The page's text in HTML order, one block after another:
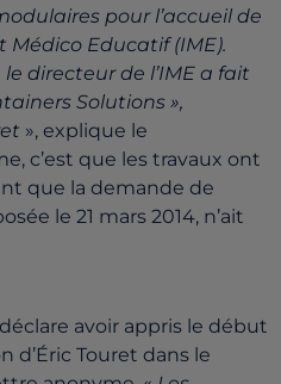
pour l’accueil de
Médico Educatif (IME).
directeur de l’IME a fait
Solutions »,
», explique le
c’est que les travaux ont
que la demande de
le 21 mars 2014, n’ait
avoir appris le début
d’Éric Touret dans le